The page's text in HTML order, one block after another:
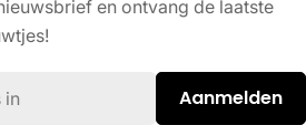
en ontvang de laatste
Aanmelden